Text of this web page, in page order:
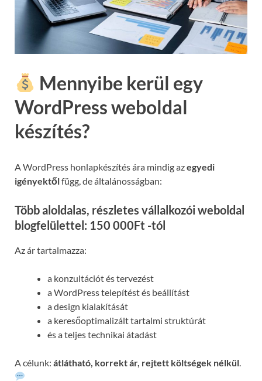
Mennyibe kerül egy
WordPress weboldal
készítés?
A WordPress honlapkészítés ára mindig azegyedi
igényektőlfügg, de általánosságban:
Több aloldalas, részletes vállalkozói weboldal
blogfelülettel: 150 000Ft -tól
Az ár tartalmazza:
a konzultációt és tervezést
a WordPress telepítést és beállítást
a design kialakítását
a keresőoptimalizált tartalmi struktúrát
és a teljes technikai átadást
A célunk: átlátható, korrekt ár, rejtett költségek nélkül